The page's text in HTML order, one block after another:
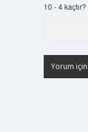
10 - 4 kaçtır?